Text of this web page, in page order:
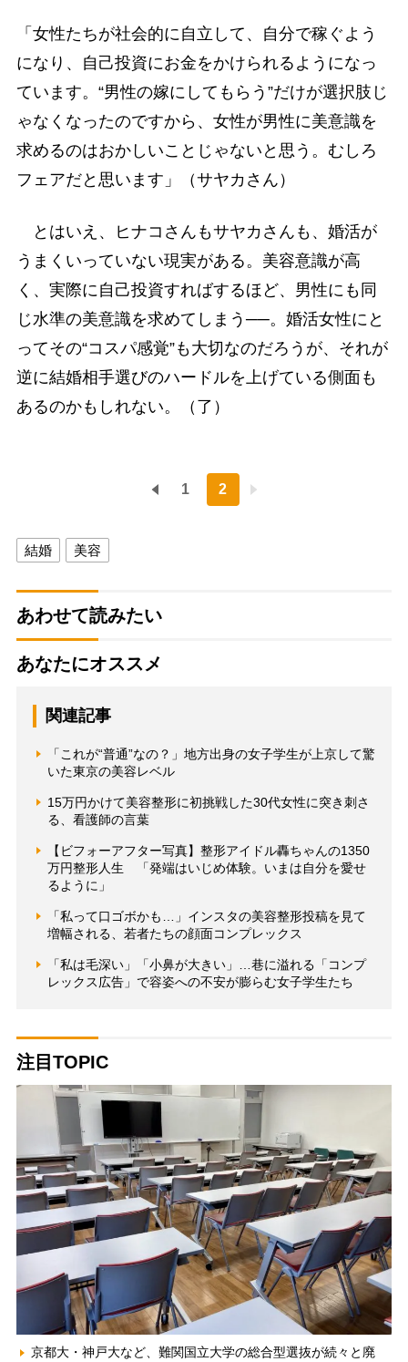
「女性たちが社会的に自立して、自分で稼ぐよう
になり、自己投資にお金をかけられるようになっ
ています。“男性の嫁にしてもらう”だけが選択肢じ
ゃなくなったのですから、女性が男性に美意識を
求めるのはおかしいことじゃないと思う。むしろ
フェアだと思います」（サヤカさん）
とはいえ、ヒナコさんもサヤカさんも、婚活が
うまくいっていない現実がある。美容意識が高
く、実際に自己投資すればするほど、男性にも同
じ水準の美意識を求めてしまう──。婚活女性にと
ってその“コスパ感覚”も大切なのだろうが、それが
逆に結婚相手選びのハードルを上げている側面も
あるのかもしれない。（了）
1 2
結婚 美容
あわせて読みたい
あなたにオススメ
関連記事
「これが“普通”なの？」地方出身の女子学生が上京して驚
いた東京の美容レベル
15万円かけて美容整形に初挑戦した30代女性に突き刺さ
る、看護師の言葉
【ビフォーアフター写真】整形アイドル轟ちゃんの1350
万円整形人生 「発端はいじめ体験。いまは自分を愛せ
るように」
「私って口ゴボかも…」インスタの美容整形投稿を見て
増幅される、若者たちの顔面コンプレックス
「私は毛深い」「小鼻が大きい」…巷に溢れる「コンプ
レックス広告」で容姿への不安が膨らむ女子学生たち
注目TOPIC
京都大・神戸大など、難関国立大学の総合型選抜が続々と廃